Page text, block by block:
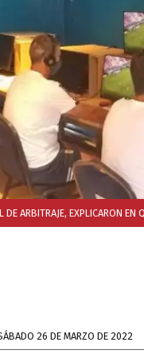
DE ARBITRAJE, EXPLICARON EN
26 DE MARZO DE 2022